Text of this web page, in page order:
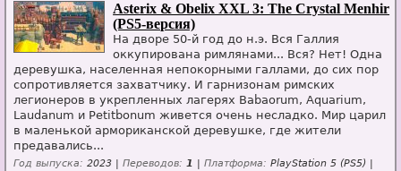
Asterix & Obelix XXL 3: The Crystal Menhir
(PS5-версия)
На дворе 50-й год до н.э. Вся Галлия
оккупирована римлянами... Вся? Нет! Одна
деревушка, населенная непокорными галлами, до сих пор
сопротивляется захватчику. И гарнизонам римских
легионеров в укрепленных лагерях Babaorum, Aquarium,
Laudanum и Petitbonum живется очень несладко. Мир царил
в маленькой армориканской деревушке, где жители
предавались...
Год выпуска: 2023 | Переводов: 1 Платформа: PlayStation 5 (PS5) |